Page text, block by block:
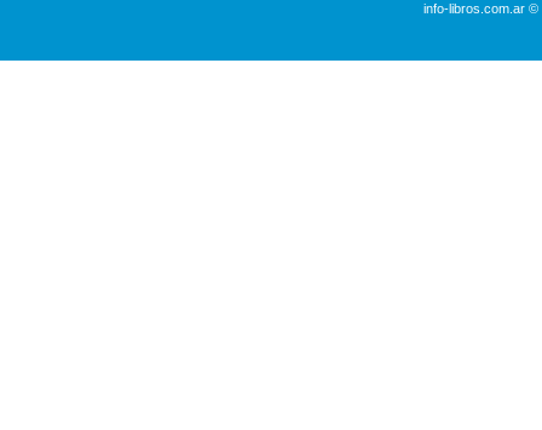
info-libros.com.ar